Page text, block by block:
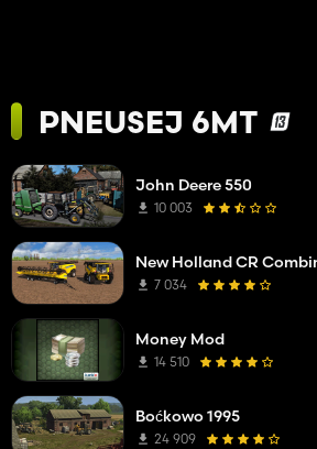
PNEUSEJ 6MT
John Deere 550
10 003
New Holland CR
7 034
Money Mod
14 510
Boćkowo 1995
24 909